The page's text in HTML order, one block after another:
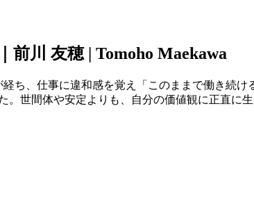
川 友穂 | Tomoho Maekawa
ち、仕事に違和感を覚え「このままで働き続け
世間体や安定よりも、自分の価値観に正直に